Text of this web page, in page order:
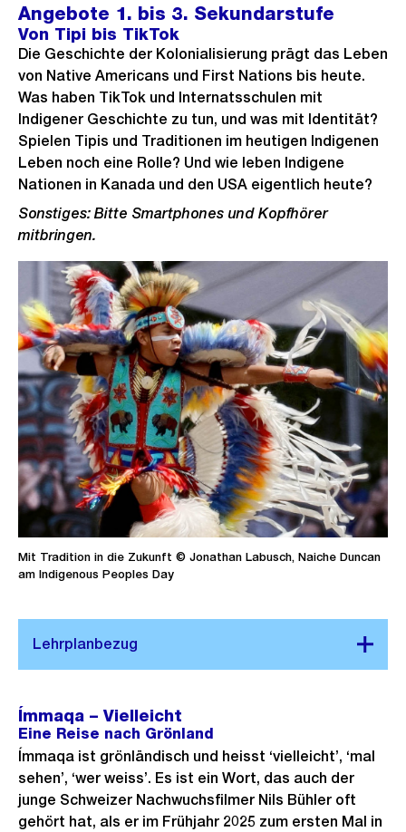
Angebote 1. bis 3. Sekundarstufe
Von Tipi bis TikTok
Die Geschichte der Kolonialisierung prägt das Leben
von Native Americans und First Nations bis heute.
Was haben TikTok und Internatsschulen mit
Indigener Geschichte zu tun, und was mit Identität?
Spielen Tipis und Traditionen im heutigen Indigenen
Leben noch eine Rolle? Und wie leben Indigene
Nationen in Kanada und den USA eigentlich heute?
Sonstiges: Bitte Smartphones und Kopfhörer
mitbringen.
Mit Tradition in die Zukunft © Jonathan Labusch, Naiche Duncan
am Indigenous Peoples Day
Ímmaqa – Vielleicht
Eine Reise nach Grönland
Ímmaqa ist grönländisch und heisst ‘vielleicht’, ‘mal
sehen’, ‘wer weiss’. Es ist ein Wort, das auch der
junge Schweizer Nachwuchsfilmer Nils Bühler oft
gehört hat, als er im Frühjahr 2025 zum ersten Mal in